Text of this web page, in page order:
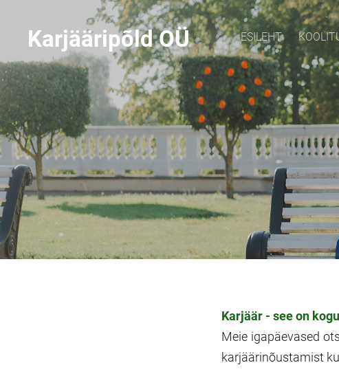
Karjääripõld OÜ ESILEHT
Karjäär - see on
Meie igapäevased
karjäärinõustamist